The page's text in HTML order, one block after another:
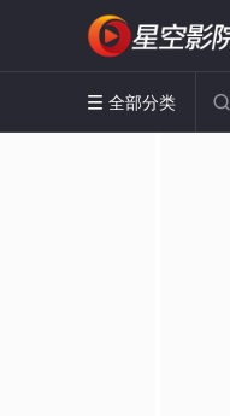
 全部分类 